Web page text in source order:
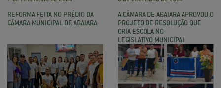
REFORMA FEITA NO PRÉDIO DA
CÂMARA MUNICIPAL DE ABAIARA
A CÂMARA DE ABAIARA APROVOU O
PROJETO DE RESOLUÇÃO QUE
CRIA ESCOLA NO
LEGISLATIVO MUNICIPAL